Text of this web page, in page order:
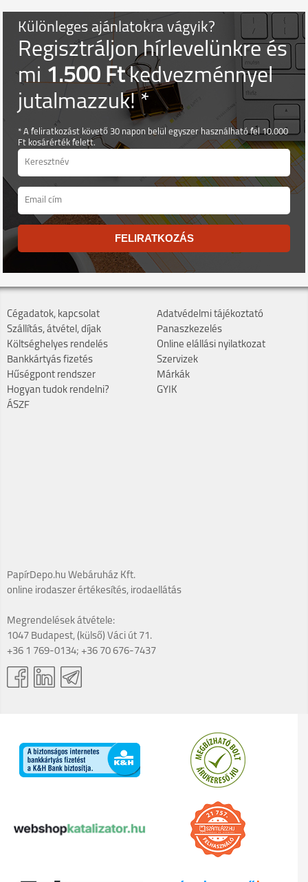
Különleges ajánlatokra vágyik?
Regisztráljon hírlevelünkre és
mi1.500 Ftkedvezménnyel
jutalmazzuk! *
* A feliratkozást követő 30 napon belül egyszer használható fel 10.000
Ft kosárérték felett.
FELIRATKOZÁS
Cégadatok, kapcsolat
Szállítás, átvétel, díjak
Költséghelyes rendelés
Bankkártyás fizetés
Hűségpont rendszer
Hogyan tudok rendelni?
ÁSZF
Adatvédelmi tájékoztató
Panaszkezelés
Online elállási nyilatkozat
Szervizek
Márkák
GYIK
PapírDepo.hu Webáruház Kft.
online irodaszer értékesítés, irodaellátás
Megrendelések átvétele:
1047 Budapest, (külső) Váci út 71.
+36 1 769-0134; +36 70 676-7437